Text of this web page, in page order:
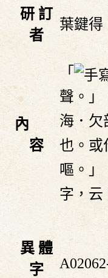
研 訂
者
葉鍵得
內
容
「
聲。」
海．欠
也。或
嘔。」
字，云
異 體
字